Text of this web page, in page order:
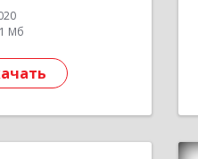
Мб